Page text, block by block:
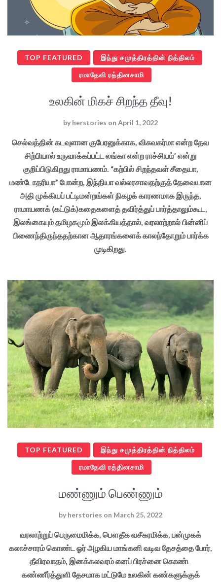
TOP FEATURED இந்து சமுத்திரத்தின் நித்திலம்
ரமாதேவி ரத்தினசாமி
உலகின் மிகச் சிறந்த தீவு!
by herstories on April 1, 2022
செல்வத்தின் கடவுளான குபேரனுக்காக, விசுவகர்மா என்ற தேவ
சிற்பியால் உருவாக்கப்பட்ட லங்கா என்ற ராச்சியம்’ என்று
குறிப்பிடுகிறது ராமாயணம். “கற்பில் சிறந்தவள் சீதையா,
மண்டோதரியா” போன்ற, இந்தியா வல்லரசாவதற்குத் தேவையான
அதி முக்கியப் பட்டிமன்றங்கள் நிகழக் காரணமாக இருந்த,
ராமாயணக் (கட்டுக்)கதைகளைத் தவிர்த்துப் பார்த்தாலும்கூட,
இலங்கையும் தமிழகமும் இலக்கியத்தால், வரலாற்றால் பின்னிப்
பிணைந்திருந்ததற்கான ஆதாரங்களைக் காலந்தோறும் பார்க்க
முடிகிறது.
TOP FEATURED இந்து சமுத்திரத்தின் நித்திலம்
ரமாதேவி ரத்தினசாமி
மண்ணும் பெண்ணும்
by herstories on March 25, 2022
வரலாற்றுப் பெருமைமிக்க, பௌதீக வசீகரமிக்க, பன்முகக்
கலாச்சாரம் கொண்ட ஓர் அழகிய மாங்கனி வடிவ தேசத்தை போர்,
தீவிரவாதம், இனக்கலவரம் எனப் பிரச்னை கொண்ட
கண்ணீர்த்துளி தேசமாக மட்டுமே உலகின் கண்களுக்குக்